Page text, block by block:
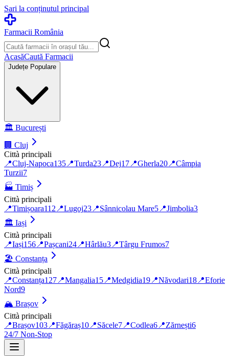
Sari la conținutul principal
Farmacii România
AcasăCaută Farmacii
Județe Populare
🏛️ București
🏢 Cluj
Città principali
📍Cluj-Napoca135 📍Turda23 📍Dej17 📍Gherla20 📍Câmpia
Turzii7
🏭 Timiș
Città principali
📍Timișoara112 📍Lugoj23 📍Sânnicolau Mare5 📍Jimbolia3
🏛️ Iași
Città principali
📍Iași156 📍Pașcani24 📍Hârlău3 📍Târgu Frumos7
🏖️ Constanța
Città principali
📍Constanța127 📍Mangalia15 📍Medgidia19 📍Năvodari18 📍Eforie
Nord9
🏔️ Brașov
Città principali
📍Brașov103 📍Făgăraș10 📍Săcele7 📍Codlea6 📍Zărnești6
24/7 Non-Stop